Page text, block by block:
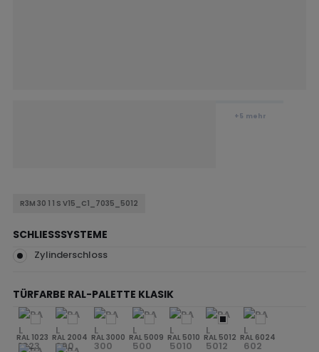
+5 mehr
R3M 30 1 1 S V15_C1_7035_5012
SCHLIESSSYSTEME
Zylinderschloss
TÜRFARBE RAL-PALETTE KLASIK
RAL 1023 RAL 2004 RAL 3000 RAL 5009 RAL 5010 RAL 5012 RAL 6024